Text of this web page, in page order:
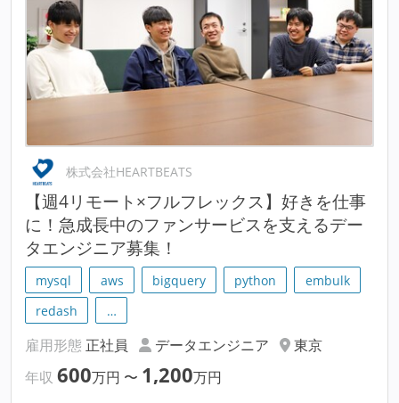
株式会社HEARTBEATS
【週4リモート×フルフレックス】好きを仕事
に！急成長中のファンサービスを支えるデー
タエンジニア募集！
mysql aws bigquery python
embulk
redash
…
雇用形態 正社員 データエンジニア
東京
年収 600万円 〜 1,200万円